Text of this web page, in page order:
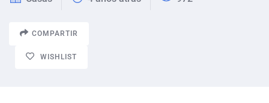
COMPARTIR
WISHLIST